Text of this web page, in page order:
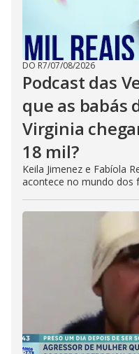
DO R7/07/08/2026
Podcast das
que as babás
Virginia
18 mil?
Keila Jimenez e Fabíola
acontece no mundo dos